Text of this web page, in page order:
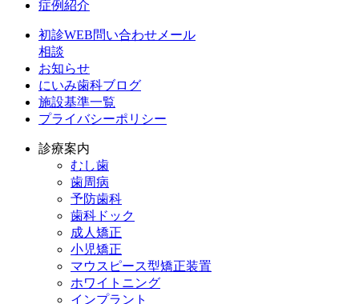
症例紹介
初診WEB問い合わせメール
相談
お知らせ
にいみ歯科ブログ
施設基準一覧
プライバシーポリシー
診療案内
むし歯
歯周病
予防歯科
歯科ドック
成人矯正
小児矯正
マウスピース型矯正装置
ホワイトニング
インプラント